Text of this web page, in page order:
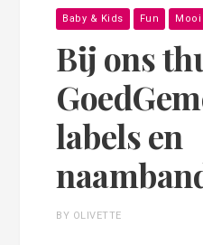
Baby & Kids Fun
Bij ons
labels en
BY OLIVETTE